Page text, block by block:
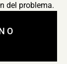
del problema.
O